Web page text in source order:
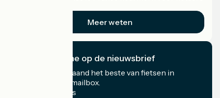
Meer weten
Ik abonneer me op de nieuwsbrief
Ontvang elke maand het beste van fietsen in
Frankrijk in uw mailbox.
Mijn e-mailadres